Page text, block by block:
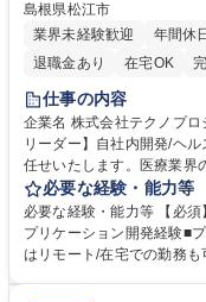
島根県松江市
業界未経験歓迎
年間休
退職金あり
在宅OK
仕事の内容
企業名 株式会社テクノプロジェクト 求人名 ★WEB面
リーダー】自社内開発/ヘルスケア領域 仕事の内容
任せいたします。医療業界
ビス製品の開発、保守プロ
す。(業務内容の変更の範囲)当社業務全般 プロ
負で長期に渡って電子カル
０名体制で実施するものも
必要な経験・能力等
必要な経験・能力等 【必
プリケーション開発経験■
はリモート/在宅での勤務も可能です！ 【キャリアア